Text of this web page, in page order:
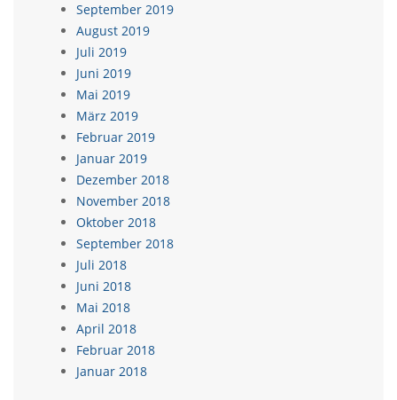
September 2019
August 2019
Juli 2019
Juni 2019
Mai 2019
März 2019
Februar 2019
Januar 2019
Dezember 2018
November 2018
Oktober 2018
September 2018
Juli 2018
Juni 2018
Mai 2018
April 2018
Februar 2018
Januar 2018